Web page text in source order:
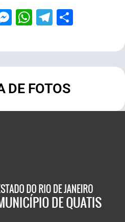
Messenger
WhatsApp
Telegram
DE FOTOS